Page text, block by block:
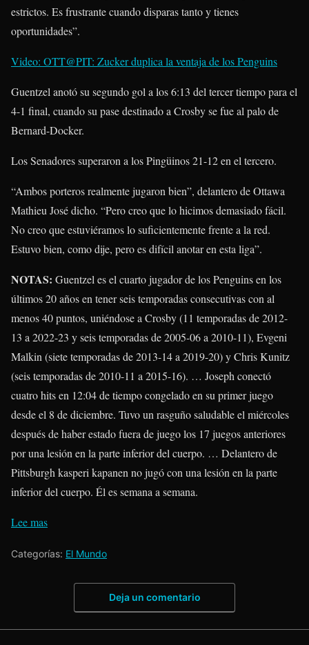
estrictos. Es frustrante cuando disparas tanto y tienes
oportunidades”.
Video: OTT@PIT: Zucker duplica la ventaja de los Penguins
Guentzel anotó su segundo gol a los 6:13 del tercer tiempo para el
4-1 final, cuando su pase destinado a Crosby se fue al palo de
Bernard-Docker.
Los Senadores superaron a los Pingüinos 21-12 en el tercero.
“Ambos porteros realmente jugaron bien”, delantero de Ottawa
Mathieu Josédicho. “Pero creo que lo hicimos demasiado fácil.
No creo que estuviéramos lo suficientemente frente a la red.
Estuvo bien, como dije, pero es difícil anotar en esta liga”.
NOTAS: Guentzel es el cuarto jugador de los Penguins en los
últimos 20 años en tener seis temporadas consecutivas con al
menos 40 puntos, uniéndose a Crosby (11 temporadas de 2012-
13 a 2022-23 y seis temporadas de 2005-06 a 2010-11), Evgeni
Malkin (siete temporadas de 2013-14 a 2019-20) y Chris Kunitz
(seis temporadas de 2010-11 a 2015-16). … Joseph conectó
cuatro hits en 12:04 de tiempo congelado en su primer juego
desde el 8 de diciembre. Tuvo un rasguño saludable el miércoles
después de haber estado fuera de juego los 17 juegos anteriores
por una lesión en la parte inferior del cuerpo. … Delantero de
Pittsburgh kasperi kapanen no jugó con una lesión en la parte
inferior del cuerpo. Él es semana a semana.
Lee mas
Categorías: El Mundo
Deja un comentario